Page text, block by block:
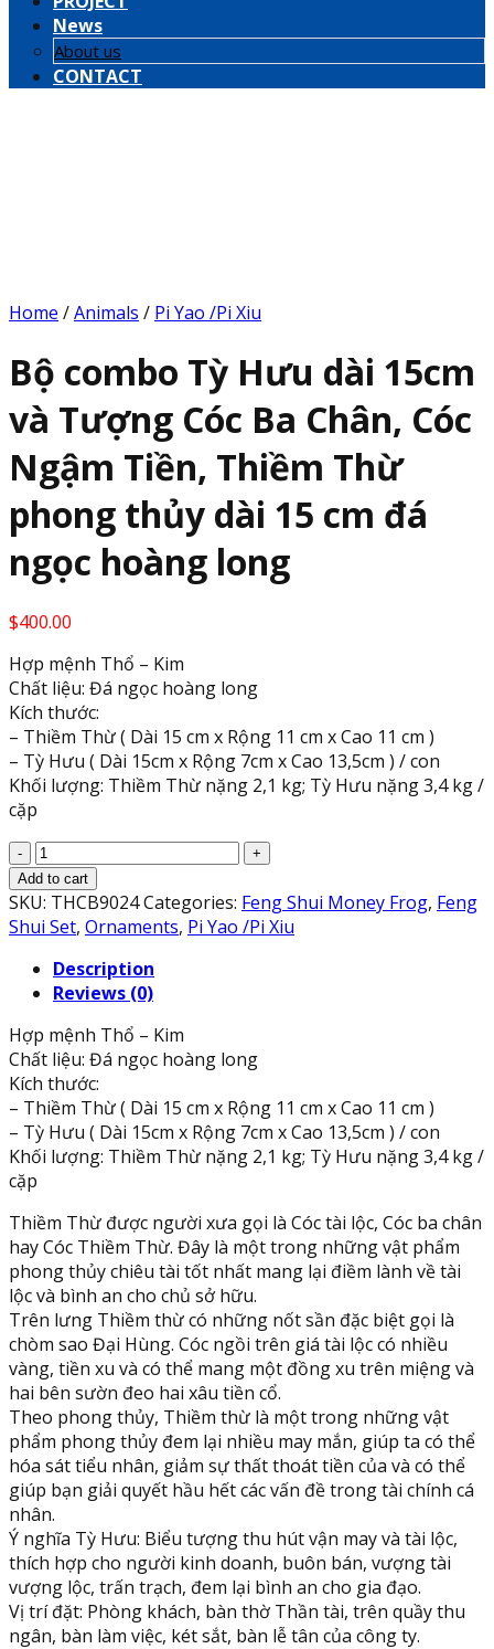
News
About us
CONTACT
Home /Animals / Pi Yao /Pi Xiu
Bộ combo Tỳ Hưu dài 15cm
và Tượng Cóc Ba Chân, Cóc
Ngậm Tiền, Thiềm Thừ
phong thủy dài 15 cm đá
ngọc hoàng long
$400.00
Hợp mệnh Thổ – Kim
Chất liệu: Đá ngọc hoàng long
Kích thước:
– Thiềm Thừ ( Dài 15 cm x Rộng 11 cm x Cao 11 cm )
– Tỳ Hưu ( Dài 15cm x Rộng 7cm x Cao 13,5cm ) / con
Khối lượng: Thiềm Thừ nặng 2,1 kg; Tỳ Hưu nặng 3,4 kg /
cặp
Bộ
combo
Tỳ
Hưu
15cm
và
Cóc
Ba
Chân,
Cóc
Ngậm
Tiền,
Thiềm
Thừ
phong
thủy
dài
15
cm
đá
ngọc
hoàng
long
quantity
Add to cart
SKU: THCB9024Categories: Feng Shui Money Frog, Feng
Shui Set, Ornaments, Pi Yao /Pi Xiu
Description
Reviews (0)
Hợp mệnh Thổ – Kim
Chất liệu: Đá ngọc hoàng long
Kích thước:
– Thiềm Thừ ( Dài 15 cm x Rộng 11 cm x Cao 11 cm )
– Tỳ Hưu ( Dài 15cm x Rộng 7cm x Cao 13,5cm ) / con
Khối lượng: Thiềm Thừ nặng 2,1 kg; Tỳ Hưu nặng 3,4 kg /
cặp
Thiềm Thừ được người xưa gọi là Cóc tài lộc, Cóc ba chân
hay Cóc Thiềm Thừ. Đây là một trong những vật phẩm
phong thủy chiêu tài tốt nhất mang lại điềm lành về tài
lộc và bình an cho chủ sở hữu.
Trên lưng Thiềm thừ có những nốt sần đặc biệt gọi là
chòm sao Đại Hùng. Cóc ngồi trên giá tài lộc có nhiều
vàng, tiền xu và có thể mang một đồng xu trên miệng và
hai bên sườn đeo hai xâu tiền cổ.
Theo phong thủy, Thiềm thừ là một trong những vật
phẩm phong thủy đem lại nhiều may mắn, giúp ta có thể
hóa sát tiểu nhân, giảm sự thất thoát tiền của và có thể
giúp bạn giải quyết hầu hết các vấn đề trong tài chính cá
nhân.
Ý nghĩa Tỳ Hưu: Biểu tượng thu hút vận may và tài lộc,
thích hợp cho người kinh doanh, buôn bán, vượng tài
vượng lộc, trấn trạch, đem lại bình an cho gia đạo.
Vị trí đặt: Phòng khách, bàn thờ Thần tài, trên quầy thu
ngân, bàn làm việc, két sắt, bàn lễ tân của công ty.